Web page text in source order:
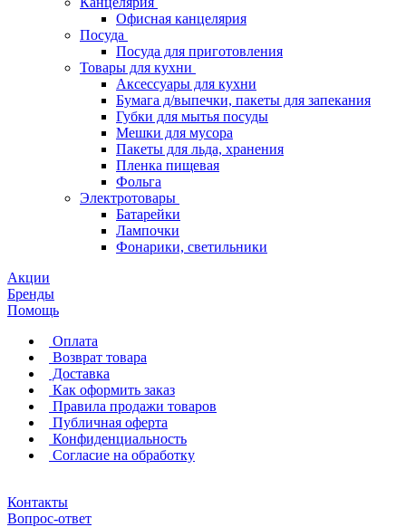
Офисная канцелярия
Посуда
Посуда для приготовления
Товары для кухни
Аксессуары для кухни
Бумага д/выпечки, пакеты для запекания
Губки для мытья посуды
Мешки для мусора
Пакеты для льда, хранения
Пленка пищевая
Фольга
Электротовары
Батарейки
Лампочки
Фонарики, светильники
Акции
Бренды
Помощь
Оплата
Возврат товара
Доставка
Как оформить заказ
Правила продажи товаров
Публичная оферта
Конфиденциальность
Согласие на обработку
Контакты
Вопрос-ответ